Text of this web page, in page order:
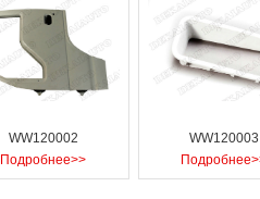
WW120002
Подробнее>>
WW120003